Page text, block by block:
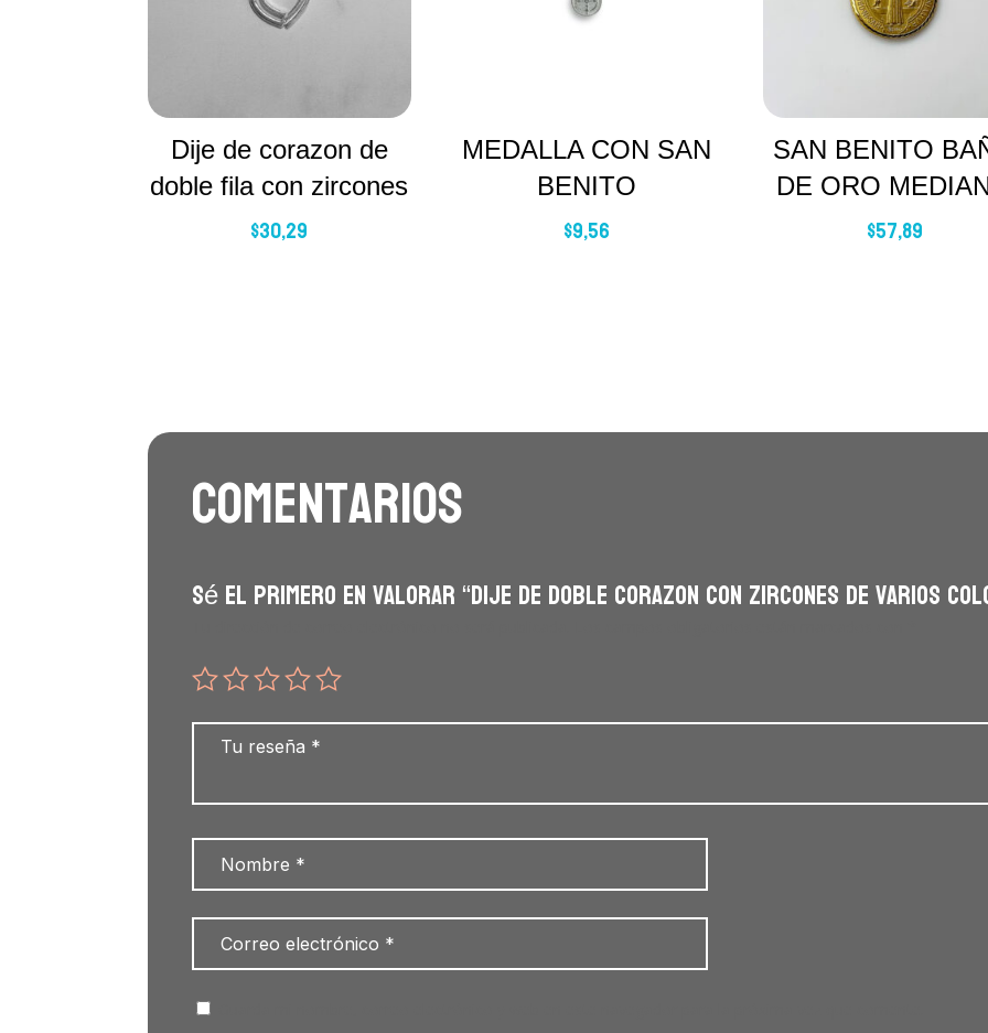
Dije de corazon de
doble fila con zircones
$30,29
MEDALLA CON SAN
BENITO
$9,56
SAN BENITO
DE ORO
$57,89
Comentarios
Sé el primero en valorar “Dije de doble corazon con zircones de varios